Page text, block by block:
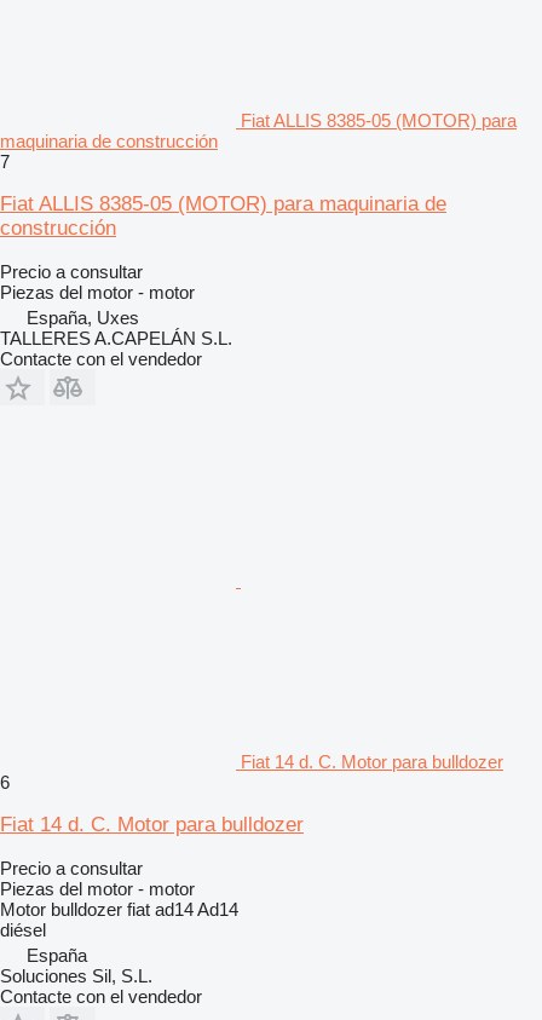
Fiat ALLIS 8385-05 (MOTOR) para
maquinaria de construcción
7
Fiat ALLIS 8385-05 (MOTOR) para maquinaria de
construcción
Precio a consultar
Piezas del motor - motor
España, Uxes
TALLERES A.CAPELÁN S.L.
Contacte con el vendedor
Fiat 14 d. C. Motor para bulldozer
6
Fiat 14 d. C. Motor para bulldozer
Precio a consultar
Piezas del motor - motor
Motor bulldozer fiat ad14 Ad14
diésel
España
Soluciones Sil, S.L.
Contacte con el vendedor